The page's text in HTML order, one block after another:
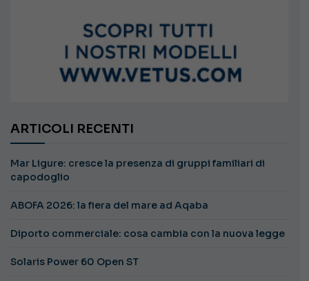
ARTICOLI RECENTI
Mar Ligure: cresce la presenza di gruppi familiari di
capodoglio
ABOFA 2026: la fiera del mare ad Aqaba
Diporto commerciale: cosa cambia con la nuova legge
Solaris Power 60 Open ST